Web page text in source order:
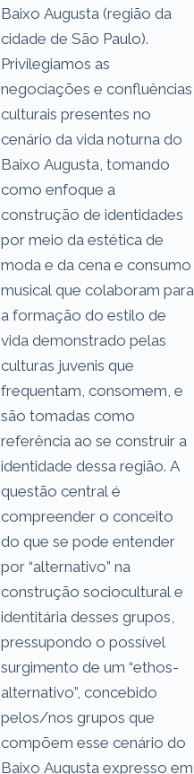
Baixo Augusta (região da
cidade de São Paulo).
Privilegiamos as
negociações e confluências
culturais presentes no
cenário da vida noturna do
Baixo Augusta, tomando
como enfoque a
construção de identidades
por meio da estética de
moda e da cena e consumo
musical que colaboram para
a formação do estilo de
vida demonstrado pelas
culturas juvenis que
frequentam, consomem, e
são tomadas como
referência ao se construir a
identidade dessa região. A
questão central é
compreender o conceito
do que se pode entender
por “alternativo” na
construção sociocultural e
identitária desses grupos,
pressupondo o possível
surgimento de um “ethos-
alternativo”, concebido
pelos/nos grupos que
compõem esse cenário do
Baixo Augusta expresso em